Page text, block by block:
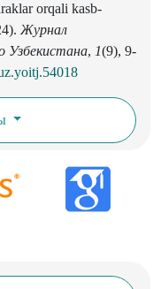
orqali kasb-
Журнал
Узбекистана, 1(9), 9-